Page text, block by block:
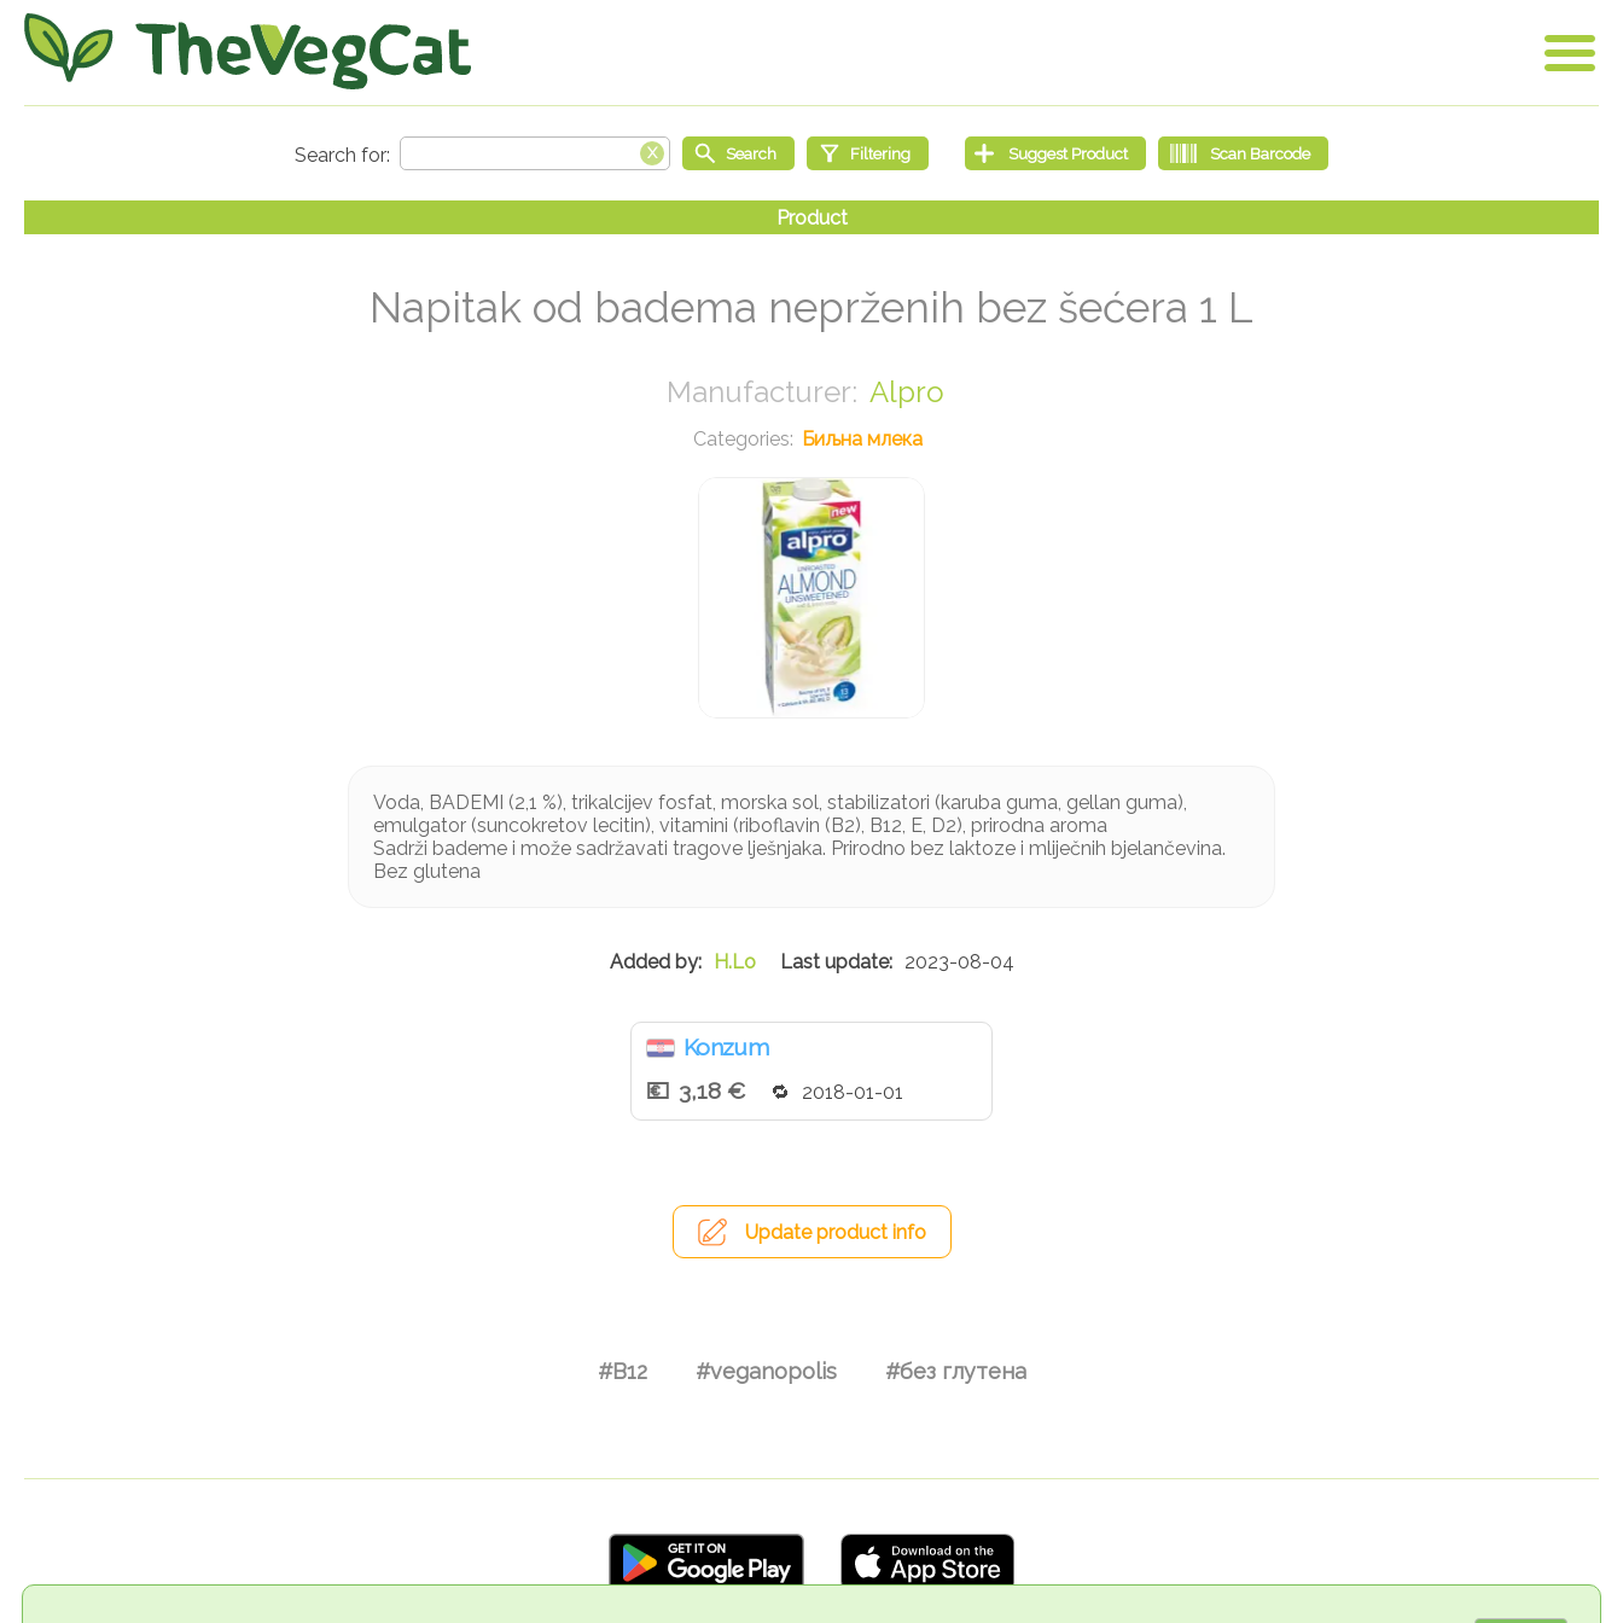
Napitak od badema neprženih bez šećera 1 L
Alpro
Биљна млека
Voda, BADEMI (2,1 %), trikalcijev fosfat, morska sol, stabilizatori (karuba guma, gellan guma),
emulgator (suncokretov lecitin), vitamini (riboflavin (B2), B12, E, D2), prirodna aroma
Sadrži bademe i može sadržavati tragove lješnjaka. Prirodno bez laktoze i mliječnih bjelančevina.
Bez glutena
H.Lo 2023-08-04
Konzum
3,18 €
2018-01-01
Update product info
#B12 #veganopolis #без глутена